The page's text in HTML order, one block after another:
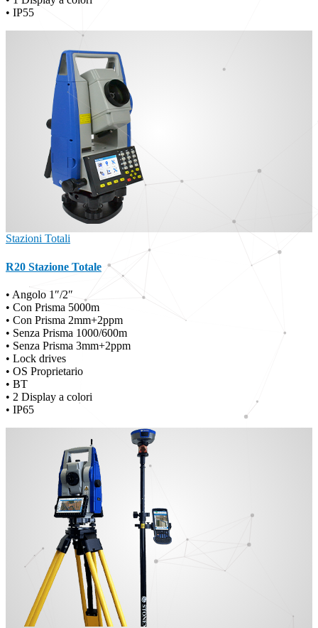
• IP55
Stazioni Totali
R20 Stazione Totale
• Angolo 1″/2″
• Con Prisma 5000m
• Con Prisma 2mm+2ppm
• Senza Prisma 1000/600m
• Senza Prisma 3mm+2ppm
• Lock drives
• OS Proprietario
• BT
• 2 Display a colori
• IP65